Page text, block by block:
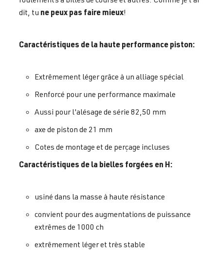
dit, tu ne peux pas faire mieux!
Caractéristiques de la haute performance piston:
Extrêmement léger grâce à un alliage spécial
Renforcé pour une performance maximale
Aussi pour l'alésage de série 82,50 mm
axe de piston de 21 mm
Cotes de montage et de perçage incluses
Caractéristiques de la bielles forgées en H:
usiné dans la masse à haute résistance
convient pour des augmentations de puissance
extrêmes de 1000 ch
extrêmement léger et très stable